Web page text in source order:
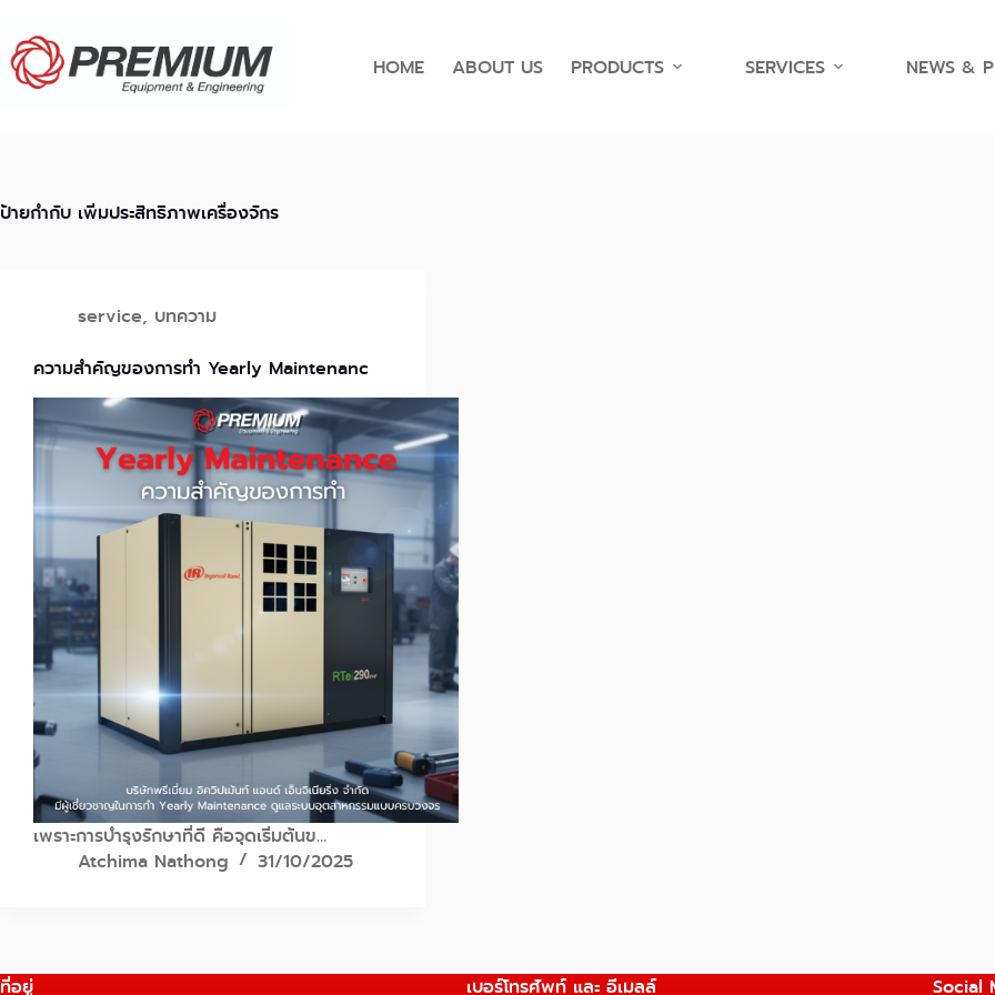
content
HOME ABOUT US PRODUCTS SERVICES NEWS &
ป้ายกำกับ เพิ่มประสิทธิภาพเครื่องจักร
service, บทความ
ความสำคัญของการทำ Yearly Maintenanc
เพราะการบำรุงรักษาที่ดี คือจุดเริ่มต้นข…
Atchima Nathong
31/10/2025
ที่อยู่ เบอร์โทรศัพท์ และ อีเมลล์ Social